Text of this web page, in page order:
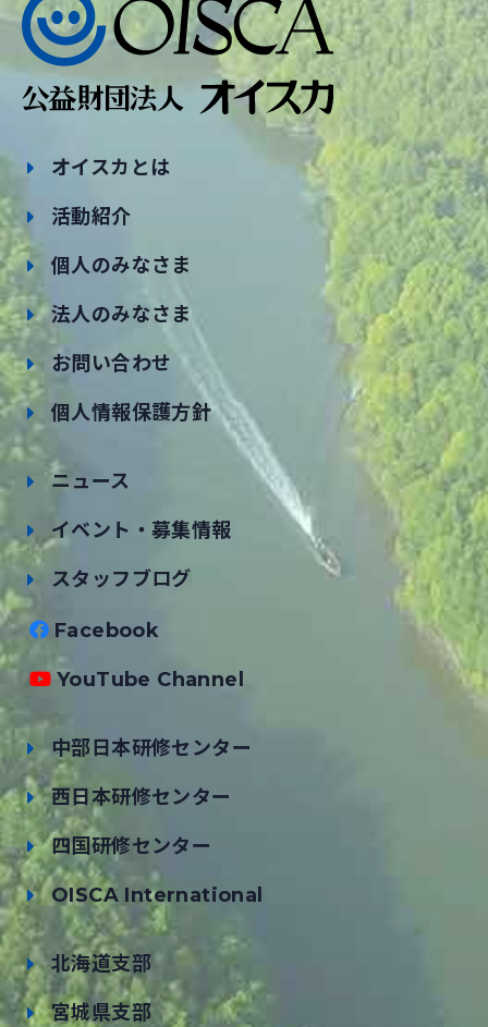
オイスカとは
活動紹介
個人のみなさま
法人のみなさま
お問い合わせ
個人情報保護方針
ニュース
イベント・募集情報
スタッフブログ
Facebook
YouTube Channel
中部日本研修センター
西日本研修センター
四国研修センター
OISCA International
北海道支部
宮城県支部